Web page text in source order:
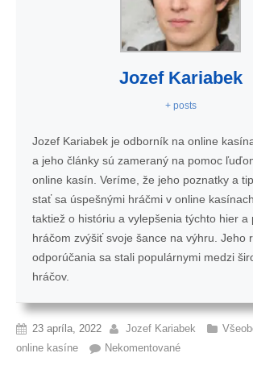
Jozef Kariabek
+ posts
Jozef Kariabek je odborník na online
a jeho články sú zameraný na pomoc
online kasín. Veríme, že jeho poznatky a
stať sa úspešnými hráčmi v online
taktiež o históriu a vylepšenia týchto hier a
hráčom zvýšiť svoje šance na výhru. Jeho
odporúčania sa stali populárnymi medzi
hráčov.
23 apríla, 2022 Jozef Kariabek
online kasíne
Nekomentované